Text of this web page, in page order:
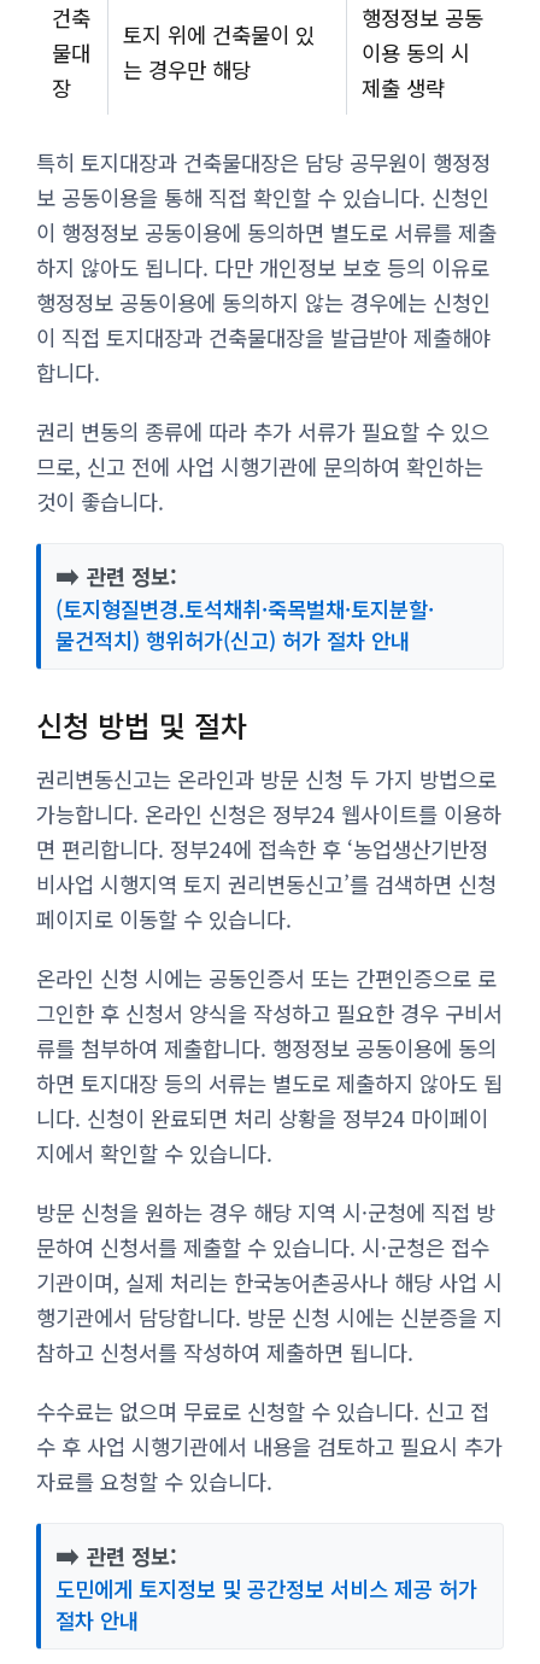
건축
물대
장
토지 위에 건축물이 있
는 경우만 해당
행정정보 공동
이용 동의 시
제출 생략
특히 토지대장과 건축물대장은 담당 공무원이 행정정
보 공동이용을 통해 직접 확인할 수 있습니다. 신청인
이 행정정보 공동이용에 동의하면 별도로 서류를 제출
하지 않아도 됩니다. 다만 개인정보 보호 등의 이유로
행정정보 공동이용에 동의하지 않는 경우에는 신청인
이 직접 토지대장과 건축물대장을 발급받아 제출해야
합니다.
권리 변동의 종류에 따라 추가 서류가 필요할 수 있으
므로, 신고 전에 사업 시행기관에 문의하여 확인하는
것이 좋습니다.
➡️ 관련 정보:
(토지형질변경.토석채취·죽목벌채·토지분할·
물건적치) 행위허가(신고) 허가 절차 안내
신청 방법 및 절차
권리변동신고는 온라인과 방문 신청 두 가지 방법으로
가능합니다. 온라인 신청은 정부24 웹사이트를 이용하
면 편리합니다. 정부24에 접속한 후 ‘농업생산기반정
비사업 시행지역 토지 권리변동신고’를 검색하면 신청
페이지로 이동할 수 있습니다.
온라인 신청 시에는 공동인증서 또는 간편인증으로 로
그인한 후 신청서 양식을 작성하고 필요한 경우 구비서
류를 첨부하여 제출합니다. 행정정보 공동이용에 동의
하면 토지대장 등의 서류는 별도로 제출하지 않아도 됩
니다. 신청이 완료되면 처리 상황을 정부24 마이페이
지에서 확인할 수 있습니다.
방문 신청을 원하는 경우 해당 지역 시·군청에 직접 방
문하여 신청서를 제출할 수 있습니다. 시·군청은 접수
기관이며, 실제 처리는 한국농어촌공사나 해당 사업 시
행기관에서 담당합니다. 방문 신청 시에는 신분증을 지
참하고 신청서를 작성하여 제출하면 됩니다.
수수료는 없으며 무료로 신청할 수 있습니다. 신고 접
수 후 사업 시행기관에서 내용을 검토하고 필요시 추가
자료를 요청할 수 있습니다.
➡️ 관련 정보:
도민에게 토지정보 및 공간정보 서비스 제공 허가
절차 안내